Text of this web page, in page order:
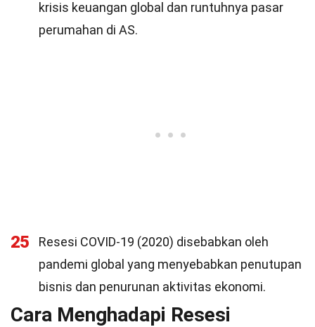
krisis keuangan global dan runtuhnya pasar
perumahan di AS.
25
Resesi COVID-19 (2020) disebabkan oleh
pandemi global yang menyebabkan penutupan
bisnis dan penurunan aktivitas ekonomi.
Cara Menghadapi Resesi